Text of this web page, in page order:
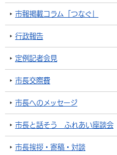
市報掲載コラム「つなぐ」
行政報告
定例記者会見
市長交際費
市長へのメッセージ
市長と話そう ふれあい座談会
市長挨拶・寄稿・対談